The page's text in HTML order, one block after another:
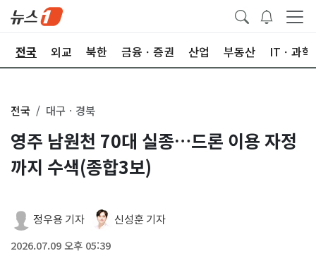
전국 외교 북한 금융ㆍ증권 산업 부동산 ITㆍ과학
전국 대구ㆍ경북
영주 남원천 70대 실종…드론 이용 자정
까지 수색(종합3보)
정우용 기자 신성훈 기자
2026.07.09 오후 05:39